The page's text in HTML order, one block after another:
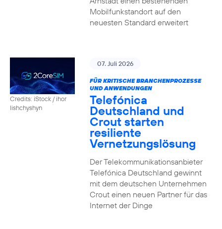
Mobilfunkstandort auf den
neuesten Standard erweitert
Credits: iStock / ihor
lishchyshyn
07. Juli 2026
FÜR KRITISCHE BRANCHENPROZESSE
UND ANWENDUNGEN
Telefónica
Deutschland und
Crout starten
resiliente
Vernetzungslösung
Der Telekommunikationsanbieter
Telefónica Deutschland gewinnt
mit dem deutschen Unternehmen
Crout einen neuen Partner für das
Internet der Dinge